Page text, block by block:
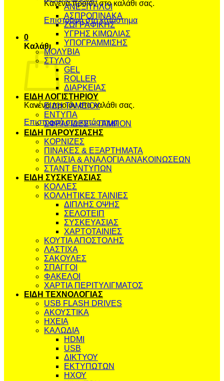
Κανένα προϊόν στο καλάθι σας.
Επιστροφή στο κατάστημα
0
Καλάθι
Κανένα προϊόν στο καλάθι σας.
Επιστροφή στο κατάστημα
ΑΝΕΞΙΤΗΛΟΙ
ΑΣΠΡΟΠΙΝΑΚΑ
ΖΩΓΡΑΦΙΚΗΣ
ΥΓΡΗΣ ΚΙΜΩΛΙΑΣ
ΥΠΟΓΡΑΜΜΙΣΗΣ
ΜΟΛΥΒΙΑ
ΣΤΥΛΟ
GEL
ROLLER
ΔΙΑΡΚΕΙΑΣ
ΕΙΔΗ ΛΟΓΙΣΤΗΡΙΟΥ
ΕΙΔΗ ΤΑΜΕΙΟΥ
ΕΝΤΥΠΑ
ΣΦΡΑΓΙΔΕΣ – ΤΑΜΠΟΝ
ΕΙΔΗ ΠΑΡΟΥΣΙΑΣΗΣ
ΚΟΡΝΙΖΕΣ
ΠΙΝΑΚΕΣ & ΕΞΑΡΤΗΜΑΤΑ
ΠΛΑΙΣΙΑ & ΑΝΑΛΟΓΙΑ ΑΝΑΚΟΙΝΩΣΕΩΝ
ΣΤΑΝΤ ΕΝΤΥΠΩΝ
ΕΙΔΗ ΣΥΣΚΕΥΑΣΙΑΣ
ΚΟΛΛΕΣ
ΚΟΛΛΗΤΙΚΕΣ ΤΑΙΝΙΕΣ
ΔΙΠΛΗΣ ΟΨΗΣ
ΣΕΛΟΤΕΙΠ
ΣΥΣΚΕΥΑΣΙΑΣ
ΧΑΡΤΟΤΑΙΝΙΕΣ
ΚΟΥΤΙΑ ΑΠΟΣΤΟΛΗΣ
ΛΑΣΤΙΧΑ
ΣΑΚΟΥΛΕΣ
ΣΠΑΓΓΟΙ
ΦΑΚΕΛΟΙ
ΧΑΡΤΙΑ ΠΕΡΙΤΥΛΙΓΜΑΤΟΣ
ΕΙΔΗ ΤΕΧΝΟΛΟΓΙΑΣ
USB FLASH DRIVES
ΑΚΟΥΣΤΙΚΑ
ΗΧΕΙΑ
ΚΑΛΩΔΙΑ
HDMI
USB
ΔΙΚΤΥΟΥ
ΕΚΤΥΠΩΤΩΝ
ΗΧΟΥ